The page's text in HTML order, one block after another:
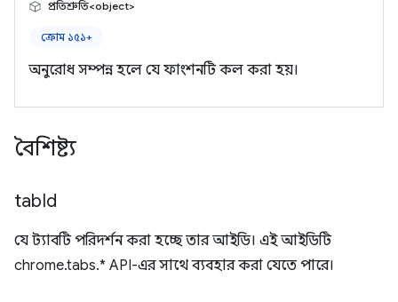
প্রতিশ্রুতি<object>
ক্রোম ১৫১+
অনুরোধ সম্পন্ন হলে যে ফাংশনটি কল করা হয়।
বৈশিষ্ট্য
tabId
যে ট্যাবটি পরিদর্শন করা হচ্ছে তার আইডি। এই আইডিটি
chrome.tabs.* API-এর সাথে ব্যবহার করা যেতে পারে।